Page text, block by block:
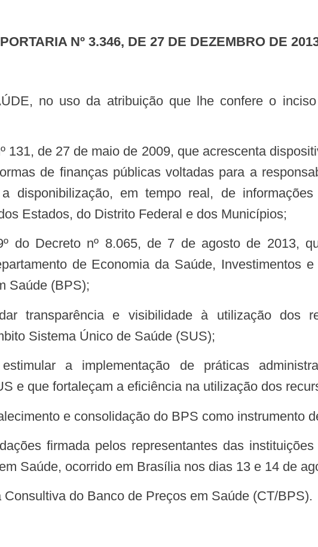
PORTARIA Nº 3.346, DE 27 DE DEZEMBRO DE
de finanças públicas voltadas para a
disponibilização, em tempo real, de
Estados, do Distrito Federal e dos Municípios;
de Economia da Saúde, Investimentos
Saúde (BPS);
Sistema Único de Saúde (SUS);
e que fortaleçam a eficiência na utilização dos
e consolidação do BPS como instrumento
Saúde, ocorrido em Brasília nos dias 13 e 14 de
Consultiva do Banco de Preços em Saúde (CT/BPS).